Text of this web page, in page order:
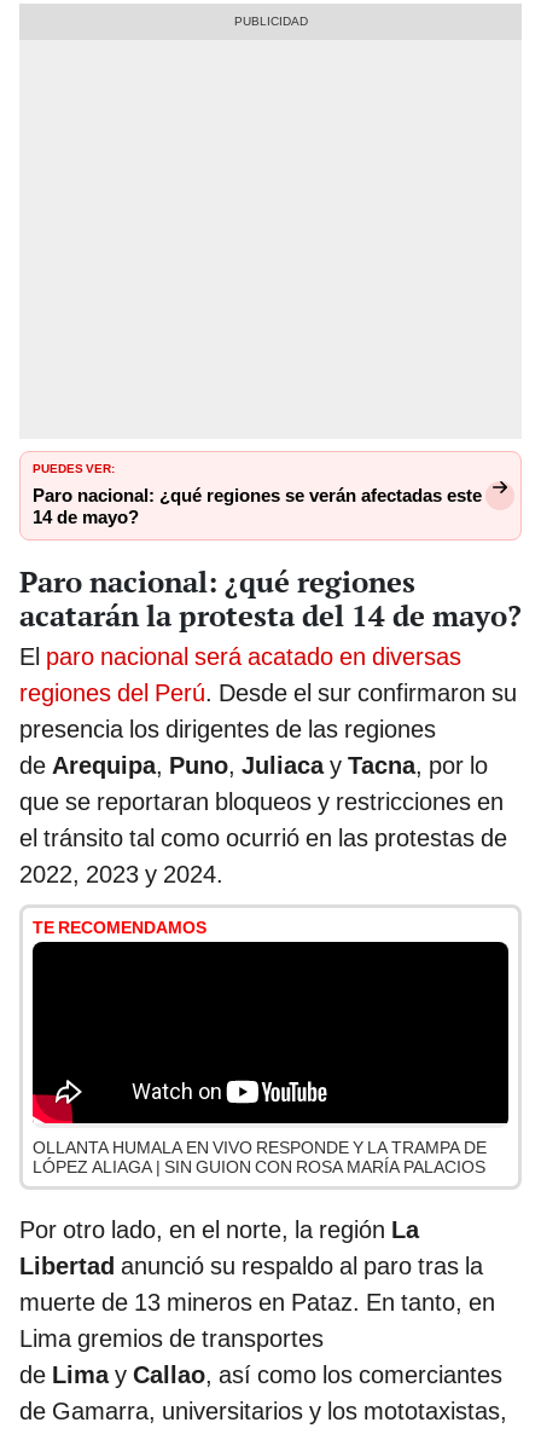
PUEDES VER:
Paro nacional: ¿qué regiones se verán afectadas este
14 de mayo?
Paro nacional: ¿qué regiones
acatarán la protesta del 14 de mayo?
El paro nacional será acatado en diversas
regiones del Perú. Desde el sur confirmaron su
presencia los dirigentes de las regiones
de Arequipa, Puno, Juliacay Tacna, por lo
que se reportaran bloqueos y restricciones en
el tránsito tal como ocurrió en las protestas de
2022, 2023 y 2024.
TE RECOMENDAMOS
OLLANTA HUMALA EN VIVO RESPONDE Y LA TRAMPA DE
LÓPEZ ALIAGA | SIN GUION CON ROSA MARÍA PALACIOS
Por otro lado, en el norte, la región La
Libertad anunció su respaldo al paro tras la
muerte de 13 mineros en Pataz. En tanto, en
Lima gremios de transportes
de Limay Callao, así como los comerciantes
de Gamarra, universitarios y los mototaxistas,